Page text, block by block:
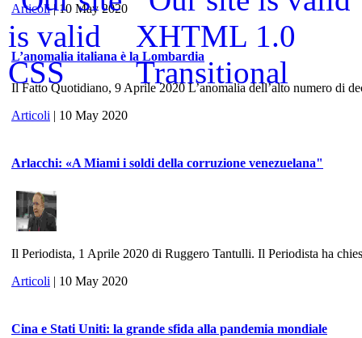
Articoli| 10 May 2020
L’anomalia italiana è la Lombardia
Il Fatto Quotidiano, 9 Aprile 2020 L’anomalia dell’alto numero di
Articoli | 10 May 2020
Arlacchi: «A Miami i soldi della corruzione venezuelana"
Il Periodista, 1 Aprile 2020 di Ruggero Tantulli. Il Periodista ha
Articoli | 10 May 2020
Cina e Stati Uniti: la grande sfida alla pandemia mondiale